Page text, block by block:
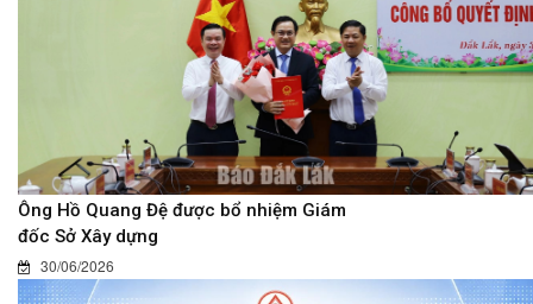
Ông Hồ Quang Đệ được bổ nhiệm Giám
đốc Sở Xây dựng
30/06/2026